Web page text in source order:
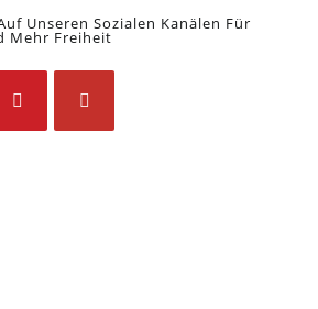
Unseren Sozialen Kanälen Für
Mehr Freiheit